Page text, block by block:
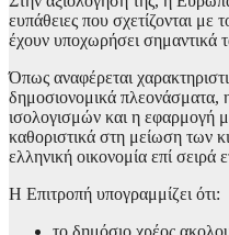
ευπάθειες που σχετίζονται με
έχουν υποχωρήσει σημαντικά
Όπως αναφέρεται
δημοσιονομικά πλεονάσματα,
ισολογισμών και η εφαρμογή
καθοριστικά στη μείωση των
ελληνική οικονομία επί σειρά
Η Επιτροπή υπογραμμίζει ότι: